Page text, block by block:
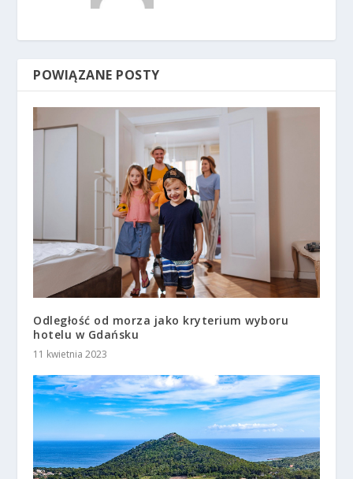
POWIĄZANE POSTY
Odległość od morza jako kryterium wyboru
hotelu w Gdańsku
11 kwietnia 2023